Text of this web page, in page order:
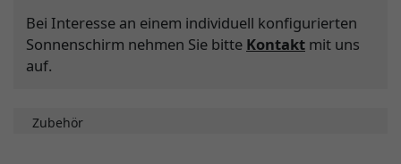
Bei Interesse an einem individuell konfigurierten
Sonnenschirm nehmen Sie bitte Kontakt mit uns
auf.
Zubehör